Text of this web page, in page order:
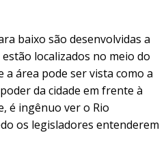
baixo são desenvolvidas a
estão localizados no meio do
área pode ser vista como a
da cidade em frente à
é ingênuo ver o Rio
os legisladores entenderem